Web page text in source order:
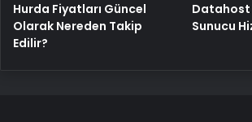
Hurda Fiyatları Güncel
Olarak Nereden Takip
Edilir?
Datahost
Sunucu